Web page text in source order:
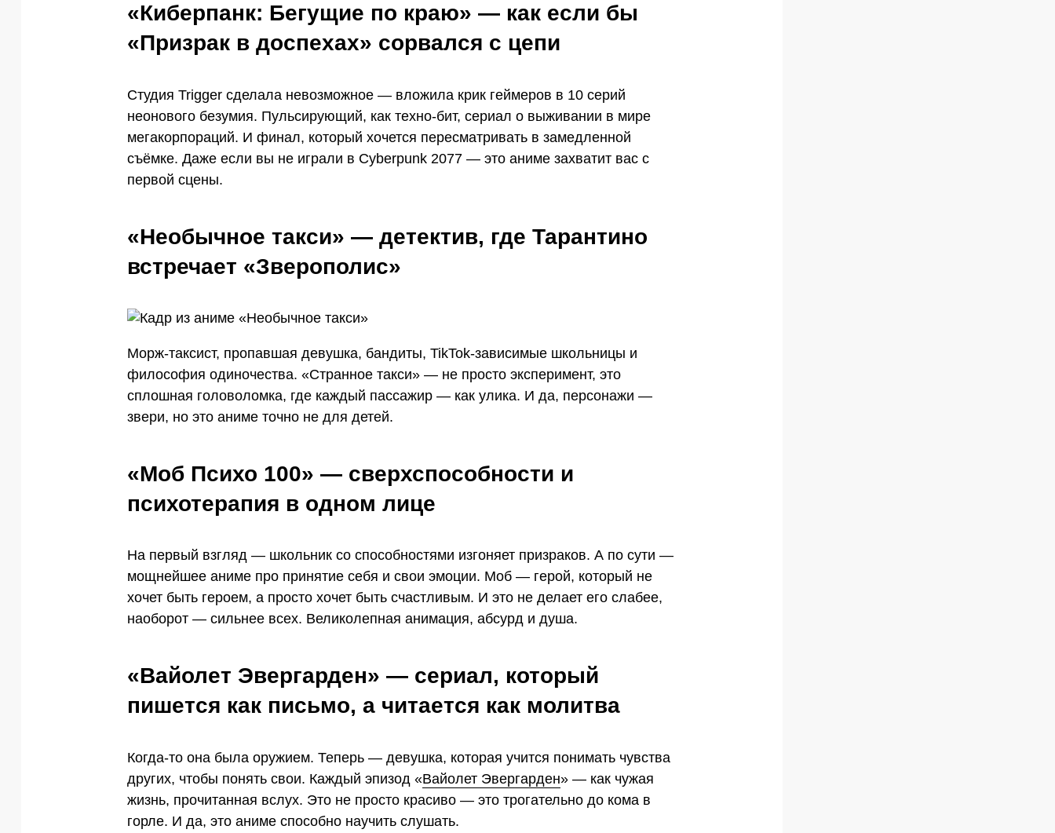
«Киберпанк: Бегущие по краю» — как если бы
«Призрак в доспехах» сорвался с цепи
Студия Trigger сделала невозможное — вложила крик геймеров в 10 серий
неонового безумия. Пульсирующий, как техно-бит, сериал о выживании в мире
мегакорпораций. И финал, который хочется пересматривать в замедленной
съёмке. Даже если вы не играли в Cyberpunk 2077 — это аниме захватит вас с
первой сцены.
«Необычное такси» — детектив, где Тарантино
встречает «Зверополис»
Морж-таксист, пропавшая девушка, бандиты, TikTok-зависимые школьницы и
философия одиночества. «Странное такси» — не просто эксперимент, это
сплошная головоломка, где каждый пассажир — как улика. И да, персонажи —
звери, но это аниме точно не для детей.
«Моб Психо 100» — сверхспособности и
психотерапия в одном лице
На первый взгляд — школьник со способностями изгоняет призраков. А по сути —
мощнейшее аниме про принятие себя и свои эмоции. Моб — герой, который не
хочет быть героем, а просто хочет быть счастливым. И это не делает его слабее,
наоборот — сильнее всех. Великолепная анимация, абсурд и душа.
«Вайолет Эвергарден» — сериал, который
пишется как письмо, а читается как молитва
Когда-то она была оружием. Теперь — девушка, которая учится понимать чувства
других, чтобы понять свои. Каждый эпизод «Вайолет Эвергарден» — как чужая
жизнь, прочитанная вслух. Это не просто красиво — это трогательно до кома в
горле. И да, это аниме способно научить слушать.